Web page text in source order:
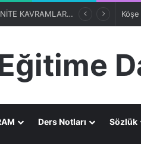
8. SINIF 2. ÜNİTE KAVRAMLARI-OTOMATİK SEÇME PROGRAMIBölüm 1 Köşe
Ders Notları Sözlük